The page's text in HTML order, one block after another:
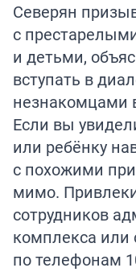
Северян
с
и детьми,
вступать в
незнакомцами
Если вы
или ребёнку
с похожими
мимо.
сотрудников
комплекса или
по телефонам